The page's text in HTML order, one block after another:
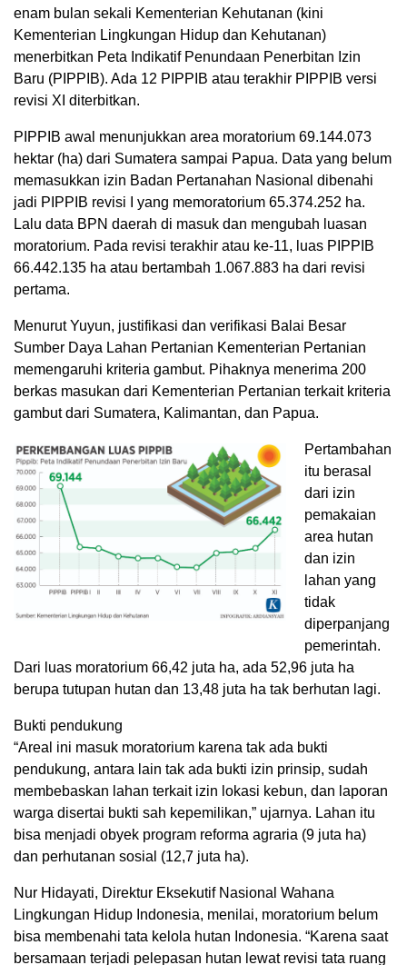
enam bulan sekali Kementerian Kehutanan (kini
Kementerian Lingkungan Hidup dan Kehutanan)
menerbitkan Peta Indikatif Penundaan Penerbitan Izin
Baru (PIPPIB). Ada 12 PIPPIB atau terakhir PIPPIB versi
revisi XI diterbitkan.
PIPPIB awal menunjukkan area moratorium 69.144.073
hektar (ha) dari Sumatera sampai Papua. Data yang belum
memasukkan izin Badan Pertanahan Nasional dibenahi
jadi PIPPIB revisi I yang memoratorium 65.374.252 ha.
Lalu data BPN daerah di masuk dan mengubah luasan
moratorium. Pada revisi terakhir atau ke-11, luas PIPPIB
66.442.135 ha atau bertambah 1.067.883 ha dari revisi
pertama.
Menurut Yuyun, justifikasi dan verifikasi Balai Besar
Sumber Daya Lahan Pertanian Kementerian Pertanian
memengaruhi kriteria gambut. Pihaknya menerima 200
berkas masukan dari Kementerian Pertanian terkait kriteria
gambut dari Sumatera, Kalimantan, dan Papua.
Pertambahan
itu berasal
dari izin
pemakaian
area hutan
dan izin
lahan yang
tidak
diperpanjang
pemerintah.
Dari luas moratorium 66,42 juta ha, ada 52,96 juta ha
berupa tutupan hutan dan 13,48 juta ha tak berhutan lagi.
Bukti pendukung
“Areal ini masuk moratorium karena tak ada bukti
pendukung, antara lain tak ada bukti izin prinsip, sudah
membebaskan lahan terkait izin lokasi kebun, dan laporan
warga disertai bukti sah kepemilikan,” ujarnya. Lahan itu
bisa menjadi obyek program reforma agraria (9 juta ha)
dan perhutanan sosial (12,7 juta ha).
Nur Hidayati, Direktur Eksekutif Nasional Wahana
Lingkungan Hidup Indonesia, menilai, moratorium belum
bisa membenahi tata kelola hutan Indonesia. “Karena saat
bersamaan terjadi pelepasan hutan lewat revisi tata ruang